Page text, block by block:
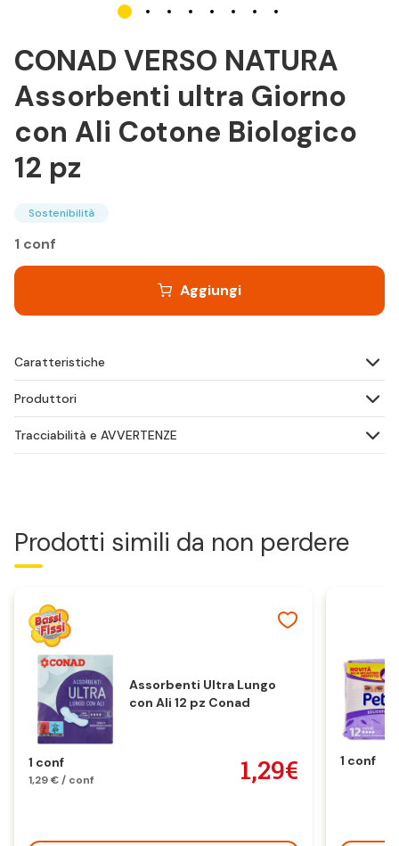
CONAD VERSO NATURA
Assorbenti ultra Giorno
con Ali Cotone Biologico
12 pz
Sostenibilità
1 conf
Aggiungi
Caratteristiche
Produttori
Tracciabilità e AVVERTENZE
Prodotti simili da non perdere
Assorbenti Ultra Lungo
con Ali 12 pz Conad
1 conf
1,29 € / conf 1,29€ 1 conf